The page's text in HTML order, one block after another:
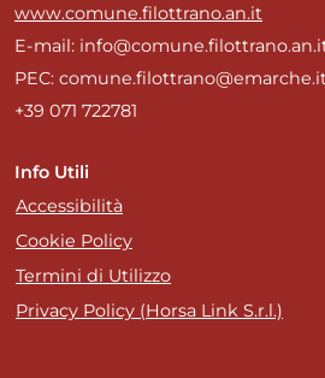
www.comune.filottrano.an.it
E-mail:
PEC:
+39 071 722781
Info Utili
Accessibilità
Cookie Policy
Termini di Utilizzo
Privacy Policy (Horsa Link S.r.l.)